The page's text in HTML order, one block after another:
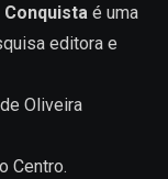
é uma
editora e
Oliveira
Centro.